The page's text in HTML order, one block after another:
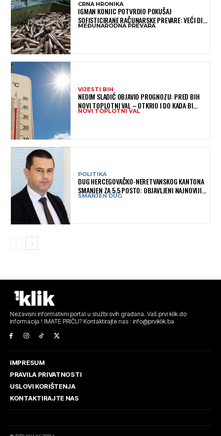
CRNA HRONIKA
IGMAN KONJIC POTVRDIO POKUŠAJ
SOFISTICIRANE RAČUNARSKE PREVARE: VEĆI DIO
NOVCA BLOKIRAN, OČEKUJE SE POVRAT
MEĐUNARODNA PREVARA
VIJESTI BIH
NEDIM SLADIĆ OBJAVIO PROGNOZU: PRED BIH
NOVI TOPLOTNI VAL – OTKRIO I DO KADA BI
MOGAO TRAJATI
NOVI TOPLOTNI VAL
POLITIKA
DUG HERCEGOVAČKO-NERETVANSKOG KANTONA
SMANJEN ZA 5,5 POSTO: OBJAVLJENI NAJNOVIJI
PODACI MINISTARSTVA FINANSIJA
SMANJEN DUG
Nezavisni informativni portal u službi svih građana. Vaš prvi klik do
informacija ! IMATE PRIČU? Kontaktirajte nas : info@prviklik.ba
IMPRESUM
PRAVILA PRIVATNOSTI
USLOVI KORIŠTENJA
KONTAKTIRAJTE NAS